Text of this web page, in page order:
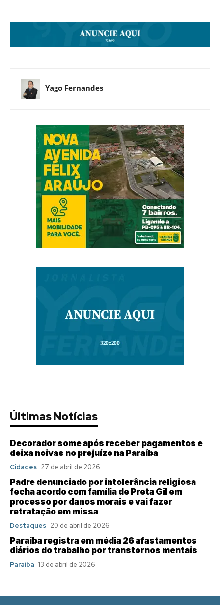
Yago Fernandes
Últimas Notícias
Decorador some após receber pagamentos e
deixa noivas no prejuízo na Paraíba
Cidades 27 de abril de 2026
Padre denunciado por intolerância religiosa
fecha acordo com família de Preta Gil em
processo por danos morais e vai fazer
retratação em missa
Destaques 20 de abril de 2026
Paraíba registra em média 26 afastamentos
diários do trabalho por transtornos mentais
Paraíba 13 de abril de 2026